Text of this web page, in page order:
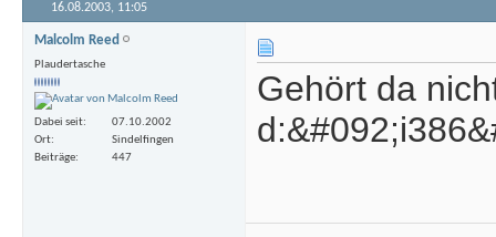
16.08.2003, 11:05
Malcolm Reed
Plaudertasche
Dabei seit
07.10.2002
Ort
Sindelfingen
Beiträge
447
Gehört da